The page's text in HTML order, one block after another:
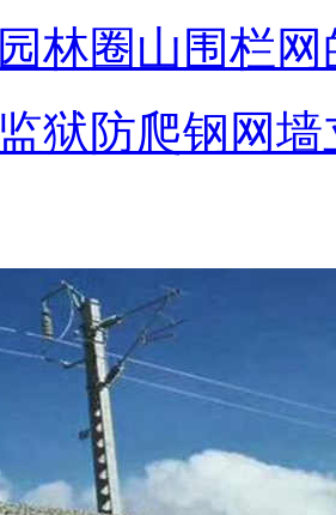
园林圈山围栏
监狱防爬钢网